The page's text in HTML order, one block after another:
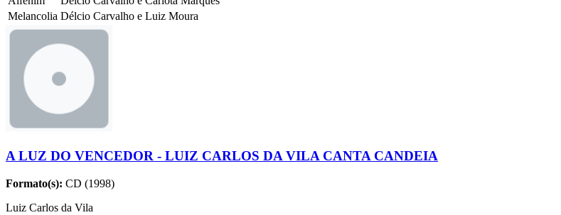
Melancolia Délcio Carvalho e Luiz Moura
A LUZ DO VENCEDOR - LUIZ CARLOS DA VILA CANTA CANDEIA
Formato(s): CD (1998)
Luiz Carlos da Vila